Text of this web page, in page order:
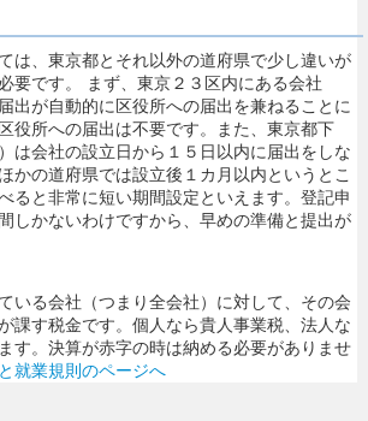
は、東京都とそれ以外の道府県で少し違いが
要です。 まず、東京２３区内にある会社
出が自動的に区役所への届出を兼ねることに
役所への届出は不要です。また、東京都下
は会社の設立日から１５日以内に届出をしな
かの道府県では設立後１カ月以内というとこ
ると非常に短い期間設定といえます。登記申
しかないわけですから、早めの準備と提出が
いる会社（つまり全会社）に対して、その会
課す税金です。個人なら貴人事業税、法人な
す。決算が赤字の時は納める必要がありませ
就業規則のページへ